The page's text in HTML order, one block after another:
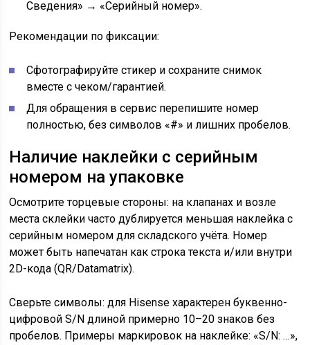
Сведения» → «Серийный номер».
Рекомендации по фиксации:
Сфотографируйте стикер и сохраните снимок
вместе с чеком/гарантией.
Для обращения в сервис перепишите номер
полностью, без символов «#» и лишних пробелов.
Наличие наклейки с серийным
номером на упаковке
Осмотрите торцевые стороны: на клапанах и возле
места склейки часто дублируется меньшая наклейка с
серийным номером для складского учёта. Номер
может быть напечатан как строка текста и/или внутри
2D-кода (QR/Datamatrix).
Сверьте символы: для Hisense характерен буквенно-
цифровой S/N длиной примерно 10–20 знаков без
пробелов. Примеры маркировок на наклейке: «S/N: …»,